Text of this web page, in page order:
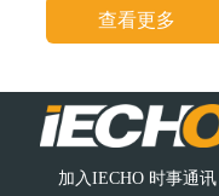
查看更多
加入IECHO 时事通讯